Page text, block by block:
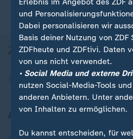
Erlebnis im Angebot des ZDF
und
Dabei personalisieren wir
Basis deiner Nutzung von
ZDFheute und ZDFtivi. Daten
von uns nicht verwendet.
• Social Media und externe
nutzen Social-Media-Tools
anderen Anbietern. Unter
von Inhalten zu ermöglichen.
Du kannst entscheiden, für